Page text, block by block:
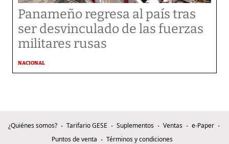
Panameño regresa al país tras
ser desvinculado de las fuerzas
militares rusas
NACIONAL
¿Quiénes somos? Tarifario GESE Suplementos Ventas
e-Paper
Puntos de venta
Términos y condiciones